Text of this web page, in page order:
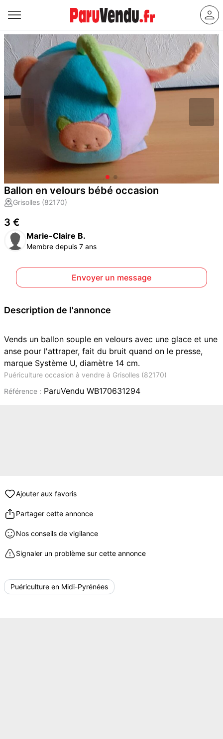
Ballon en velours bébé occasion
Grisolles (82170)
3 €
Marie-Claire B.
Membre depuis 7 ans
Envoyer un message
Description de l'annonce
Vends un ballon souple en velours avec une glace et une
anse pour l'attraper, fait du bruit quand on le presse,
marque Système U, diamètre 14 cm.
Puériculture occasion à vendre à Grisolles (82170)
Référence : ParuVendu WB170631294
Ajouter aux favoris
Partager cette annonce
Nos conseils de vigilance
Signaler un problème sur cette annonce
Puériculture en Midi-Pyrénées